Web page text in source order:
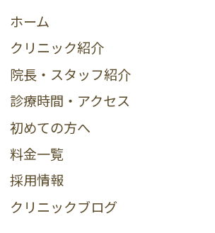
ホーム
クリニック紹介
院長・スタッフ紹介
診療時間・アクセス
初めての方へ
料金一覧
採用情報
クリニックブログ